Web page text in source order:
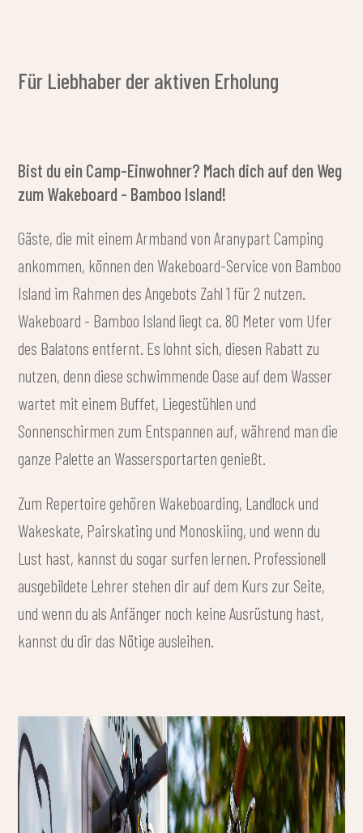
Für Liebhaber der aktiven Erholung
Bist du ein Camp-Einwohner? Mach dich auf den Weg
zum Wakeboard - Bamboo Island!
Gäste, die mit einem Armband von Aranypart Camping
ankommen, können den Wakeboard-Service von Bamboo
Island im Rahmen des Angebots Zahl 1 für 2 nutzen.
Wakeboard - Bamboo Island liegt ca. 80 Meter vom Ufer
des Balatons entfernt. Es lohnt sich, diesen Rabatt zu
nutzen, denn diese schwimmende Oase auf dem Wasser
wartet mit einem Buffet, Liegestühlen und
Sonnenschirmen zum Entspannen auf, während man die
ganze Palette an Wassersportarten genießt.
Zum Repertoire gehören Wakeboarding, Landlock und
Wakeskate, Pairskating und Monoskiing, und wenn du
Lust hast, kannst du sogar surfen lernen. Professionell
ausgebildete Lehrer stehen dir auf dem Kurs zur Seite,
und wenn du als Anfänger noch keine Ausrüstung hast,
kannst du dir das Nötige ausleihen.